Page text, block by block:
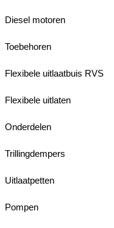
Diesel motoren
Toebehoren
Flexibele uitlaatbuis RVS
Flexibele uitlaten
Onderdelen
Trillingdempers
Uitlaatpetten
Pompen